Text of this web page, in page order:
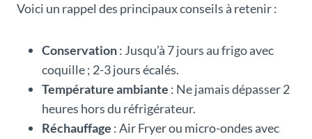
Voici un rappel des principaux conseils à retenir :
Conservation: Jusqu’à 7 jours au frigo avec
coquille ; 2-3 jours écalés.
Température ambiante : Ne jamais dépasser 2
heures hors du réfrigérateur.
Réchauffage : Air Fryer ou micro-ondes avec